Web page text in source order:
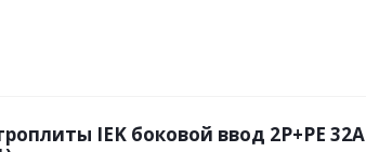
IEK боковой ввод 2P+PE 32А